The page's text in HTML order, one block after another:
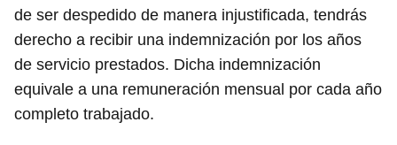
de ser despedido de manera injustificada, tendrás
derecho a recibir una indemnización por los años
de servicio prestados. Dicha indemnización
equivale a una remuneración mensual por cada año
completo trabajado.